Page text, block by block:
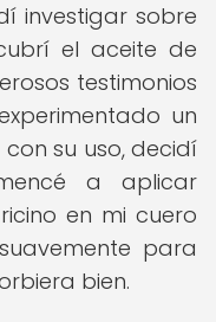
investigar sobre
el aceite de
testimonios
un
su uso, decidí
a aplicar
en mi cuero
para
bien.